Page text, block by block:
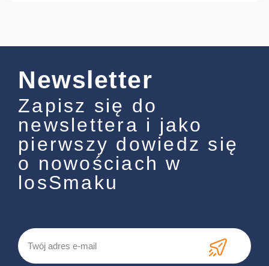
Newsletter
Zapisz się do
newslettera i jako
pierwszy dowiedz się
o nowościach w
losSmaku